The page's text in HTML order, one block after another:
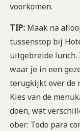
voorkomen.
TIP: Maak na
tussenstop bij
uitgebreide
waar je in een
terugkijkt over de
Kies van de
doen, wat
ober: Todo para